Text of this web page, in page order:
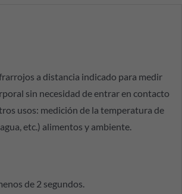
a distancia indicado para medir
sin necesidad de entrar en contacto
usos: medición de la temperatura de
etc.) alimentos y ambiente.
de 2 segundos.